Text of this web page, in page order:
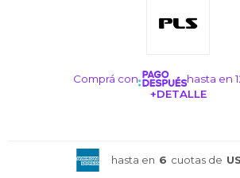
Comprá con
hasta en
+DETALLE
hasta en 6 cuotas de